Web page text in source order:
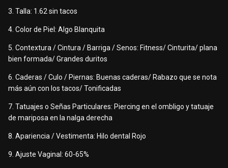
3. Talla: 1.62 sin tacos
4. Color de Piel: Algo Blanquita
5. Contextura / Cintura / Barriga / Senos: Fitness/ Cinturita/ plana
bien formada/ Grandes duritos
6. Caderas / Culo / Piernas: Buenas caderas/ Rabazo que se nota
más aún con los tacos/ Tonificadas
7. Tatuajes o Señas Particulares: Piercing en el ombligo y tatuaje
de mariposa en la nalga derecha
8. Apariencia / Vestimenta: Hilo dental Rojo
9. Ajuste Vaginal: 60-65%